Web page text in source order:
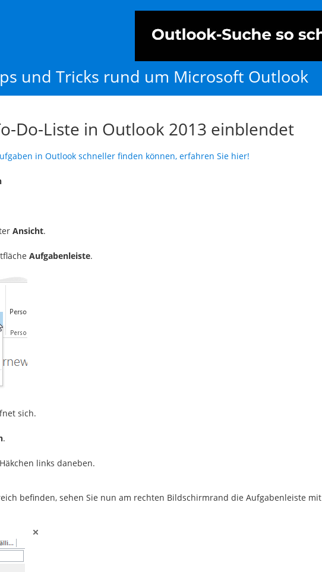
und Tricks rund um Microsoft Outlook
Do-Liste in Outlook 2013 einblendet
in Outlook schneller finden können, erfahren Sie hier!
Ansicht.
Aufgabenleiste.
sich.
.
links daneben.
befinden, sehen Sie nun am rechten Bildschirmrand die Aufgabenleiste mit